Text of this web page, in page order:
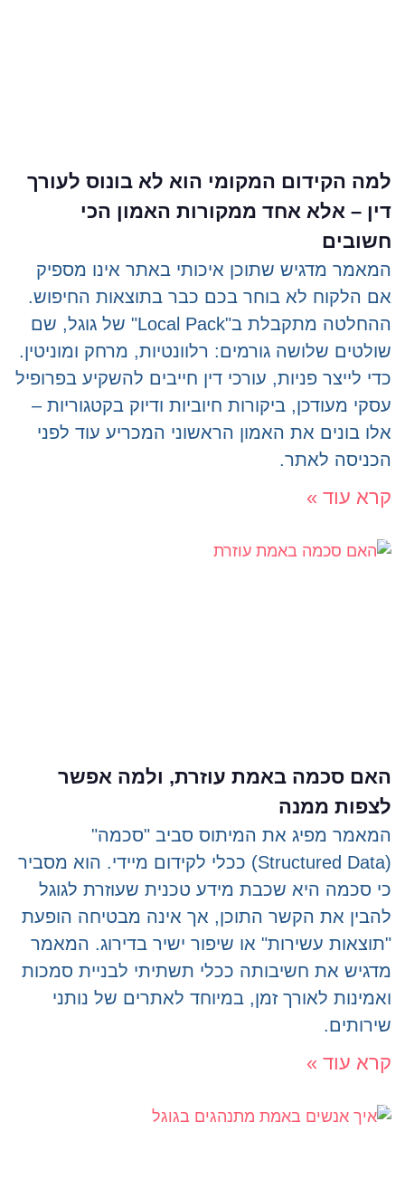
למה הקידום המקומי הוא לא בונוס לעורך
דין – אלא אחד ממקורות האמון הכי
חשובים
המאמר מדגיש שתוכן איכותי באתר אינו מספיק
אם הלקוח לא בוחר בכם כבר בתוצאות החיפוש.
ההחלטה מתקבלת ב"Local Pack" של גוגל, שם
שולטים שלושה גורמים: רלוונטיות, מרחק ומוניטין.
כדי לייצר פניות, עורכי דין חייבים להשקיע בפרופיל
עסקי מעודכן, ביקורות חיוביות ודיוק בקטגוריות –
אלו בונים את האמון הראשוני המכריע עוד לפני
הכניסה לאתר.
קרא עוד »
האם סכמה באמת עוזרת, ולמה אפשר
לצפות ממנה
המאמר מפיג את המיתוס סביב "סכמה"
(Structured Data) ככלי לקידום מיידי. הוא מסביר
כי סכמה היא שכבת מידע טכנית שעוזרת לגוגל
להבין את הקשר התוכן, אך אינה מבטיחה הופעת
"תוצאות עשירות" או שיפור ישיר בדירוג. המאמר
מדגיש את חשיבותה ככלי תשתיתי לבניית סמכות
ואמינות לאורך זמן, במיוחד לאתרים של נותני
שירותים.
קרא עוד »